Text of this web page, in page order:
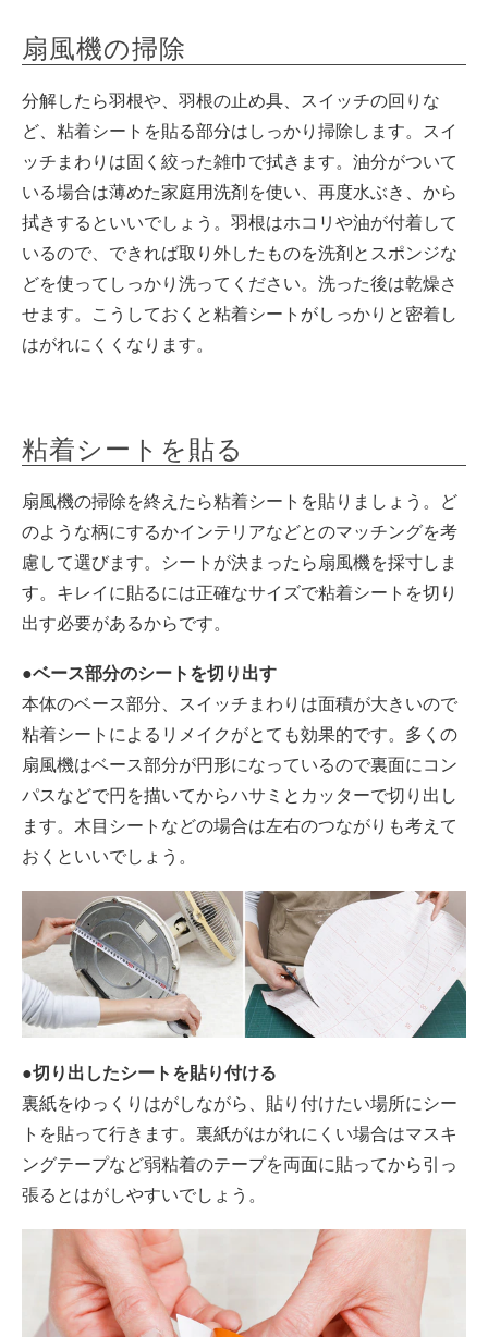
扇風機の掃除
分解したら羽根や、羽根の止め具、スイッチの回りな
ど、粘着シートを貼る部分はしっかり掃除します。スイ
ッチまわりは固く絞った雑巾で拭きます。油分がついて
いる場合は薄めた家庭用洗剤を使い、再度水ぶき、から
拭きするといいでしょう。羽根はホコリや油が付着して
いるので、できれば取り外したものを洗剤とスポンジな
どを使ってしっかり洗ってください。洗った後は乾燥さ
せます。こうしておくと粘着シートがしっかりと密着し
はがれにくくなります。
粘着シートを貼る
扇風機の掃除を終えたら粘着シートを貼りましょう。ど
のような柄にするかインテリアなどとのマッチングを考
慮して選びます。シートが決まったら扇風機を採寸しま
す。キレイに貼るには正確なサイズで粘着シートを切り
出す必要があるからです。
●ベース部分のシートを切り出す
本体のベース部分、スイッチまわりは面積が大きいので
粘着シートによるリメイクがとても効果的です。多くの
扇風機はベース部分が円形になっているので裏面にコン
パスなどで円を描いてからハサミとカッターで切り出し
ます。木目シートなどの場合は左右のつながりも考えて
おくといいでしょう。
●切り出したシートを貼り付ける
裏紙をゆっくりはがしながら、貼り付けたい場所にシー
トを貼って行きます。裏紙がはがれにくい場合はマスキ
ングテープなど弱粘着のテープを両面に貼ってから引っ
張るとはがしやすいでしょう。